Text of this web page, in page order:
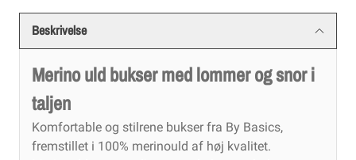
Beskrivelse
Merino uld bukser med lommer og snor i
taljen
Komfortable og stilrene bukser fra By Basics,
fremstillet i 100% merinould af høj kvalitet.